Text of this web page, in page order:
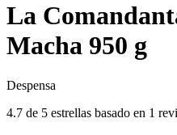
La
Macha 950 g
Despensa
4.7 de 5 estrellas basado en 1